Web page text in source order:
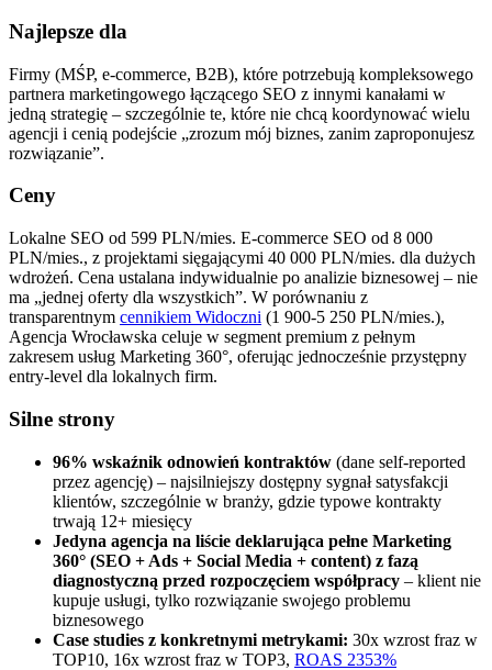
Najlepsze dla
Firmy (MŚP, e-commerce, B2B), które potrzebują kompleksowego
partnera marketingowego łączącego SEO z innymi kanałami w
jedną strategię – szczególnie te, które nie chcą koordynować wielu
agencji i cenią podejście „zrozum mój biznes, zanim zaproponujesz
rozwiązanie”.
Ceny
Lokalne SEO od 599 PLN/mies. E-commerce SEO od 8 000
PLN/mies., z projektami sięgającymi 40 000 PLN/mies. dla dużych
wdrożeń. Cena ustalana indywidualnie po analizie biznesowej – nie
ma „jednej oferty dla wszystkich”. W porównaniu z
transparentnym cennikiem Widoczni (1 900-5 250 PLN/mies.),
Agencja Wrocławska celuje w segment premium z pełnym
zakresem usług Marketing 360°, oferując jednocześnie przystępny
entry-level dla lokalnych firm.
Silne strony
96% wskaźnik odnowień kontraktów (dane self-reported
przez agencję) – najsilniejszy dostępny sygnał satysfakcji
klientów, szczególnie w branży, gdzie typowe kontrakty
trwają 12+ miesięcy
Jedyna agencja na liście deklarująca pełne Marketing
360° (SEO + Ads + Social Media + content) z fazą
diagnostyczną przed rozpoczęciem współpracy – klient nie
kupuje usługi, tylko rozwiązanie swojego problemu
biznesowego
Case studies z konkretnymi metrykami: 30x wzrost fraz w
TOP10, 16x wzrost fraz w TOP3, ROAS 2353%